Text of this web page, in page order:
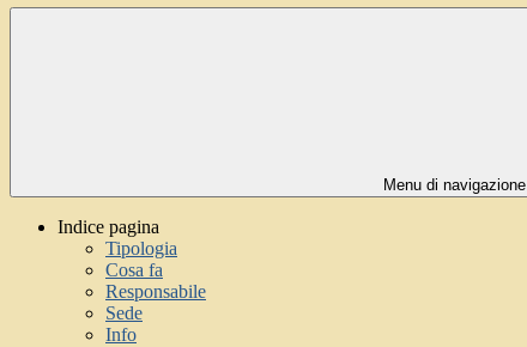
Menu di navigazione
Indice pagina
Tipologia
Cosa fa
Responsabile
Sede
Info